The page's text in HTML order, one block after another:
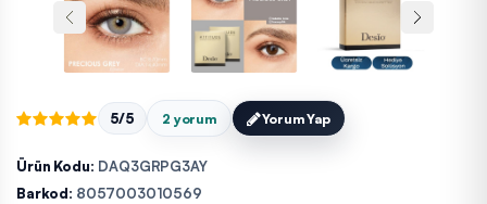
5/5 2 yorum Yorum Yap
Ürün Kodu: DAQ3GRPG3AY
Barkod: 8057003010569